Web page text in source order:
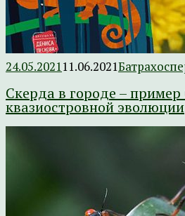
24.05.202111.06.2021
Скерда в городе –
квазиостровной эволюции